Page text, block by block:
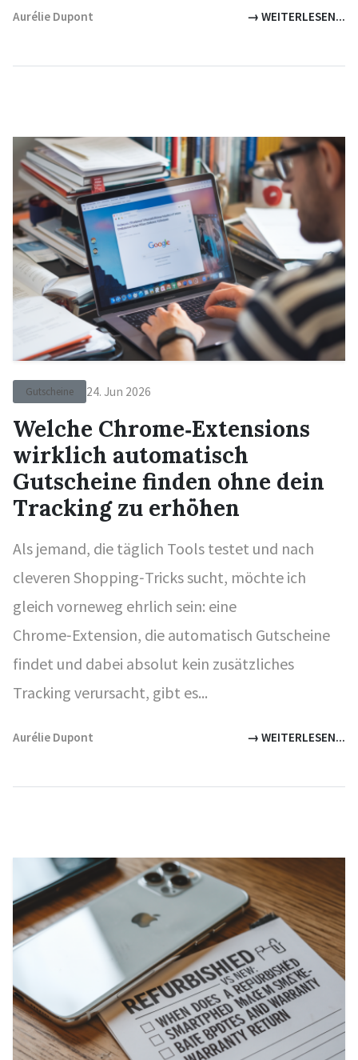
Aurélie Dupont → WEITERLESEN...
Gutscheine 24. Jun 2026
Welche Chrome‑Extensions
wirklich automatisch
Gutscheine finden ohne dein
Tracking zu erhöhen
Als jemand, die täglich Tools testet und nach
cleveren Shopping‑Tricks sucht, möchte ich
gleich vorneweg ehrlich sein: eine
Chrome‑Extension, die automatisch Gutscheine
findet und dabei absolut kein zusätzliches
Tracking verursacht, gibt es...
Aurélie Dupont → WEITERLESEN...